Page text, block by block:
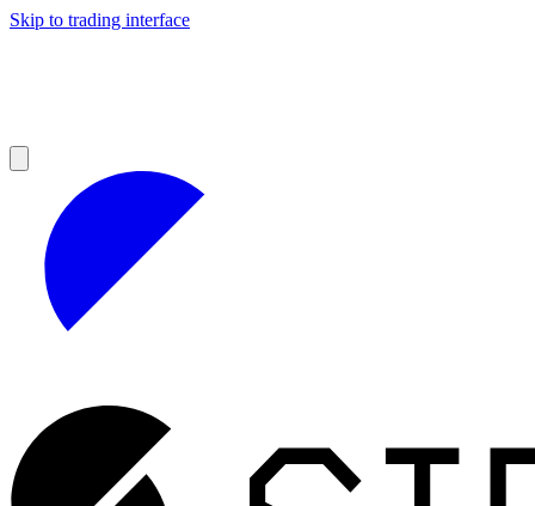
Skip to trading interface